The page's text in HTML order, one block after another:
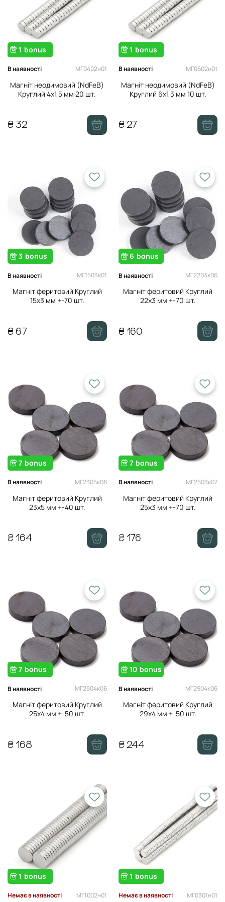
Мононитки
Магніти
Кільця дерев'яні
Термоклей, скотч
1 bonus
В наявності МГ0402н01
Магніт неодимовий (NdFeB)
Круглий 4х1,5 мм 20 шт.
₴ 32
1 bonus
В наявності МГ0602н01
Магніт неодимовий (NdFeB)
Круглий 6х1,3 мм 10 шт.
₴ 27
3 bonus
В наявності МГ1503к01
Магніт феритовий Круглий
15х3 мм +-70 шт.
₴ 67
6 bonus
В наявності МГ2203к06
Магніт феритовий Круглий
22х3 мм +-70 шт.
₴ 160
7 bonus
В наявності МГ2305к06
Магніт феритовий Круглий
23х5 мм +-40 шт.
₴ 164
7 bonus
В наявності МГ2503к07
Магніт феритовий Круглий
25х3 мм +-70 шт.
₴ 176
7 bonus
В наявності МГ2504к06
Магніт феритовий Круглий
25х4 мм +-50 шт.
₴ 168
10 bonus
В наявності МГ2904к06
Магніт феритовий Круглий
29х4 мм +-50 шт.
₴ 244
1 bonus
Немає в наявності МГ1002н01
1 bonus
Немає в наявності МГ0301н01